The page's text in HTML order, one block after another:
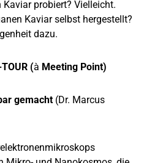
probiert? Vielleicht.
Kaviar selbst hergestellt?
dazu.
(à Meeting Point)
gemacht (Dr. Marcus